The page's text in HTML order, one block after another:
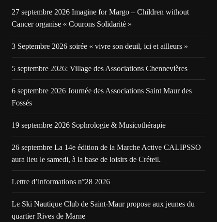
27 septembre 2026 Imagine for Margo – Children without
Cancer organise « Courons Solidarité »
3 Septembre 2026 soirée « vivre son deuil, ici et ailleurs »
5 septembre 2026: Village des Associations Chennevières
6 septembre 2026 Journée des Associations Saint Maur des
Fossés
19 septembre 2026 Sophrologie & Musicothérapie
26 septembre La 14e édition de la Marche Active CALIPSSO
aura lieu le samedi, à la base de loisirs de Créteil.
Lettre d’informations n°28 2026
Le Ski Nautique Club de Saint-Maur propose aux jeunes du
quartier Rives de Marne